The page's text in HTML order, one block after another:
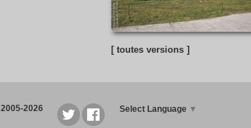
[ toutes versions ]
2026 Select Language ▼